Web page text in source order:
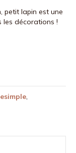
petit lapin est une
les décorations !
,